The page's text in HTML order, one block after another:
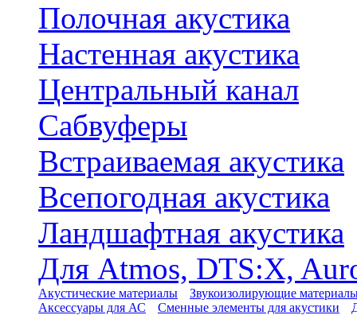
Полочная акустика
Настенная акустика
Центральный канал
Сабвуферы
Встраиваемая акустика
Всепогодная акустика
Ландшафтная акустика
Для Atmos, DTS:X,
Акустические материалы
Звукоизолирующие
Аксессуары для АС
Сменные элементы для акустики